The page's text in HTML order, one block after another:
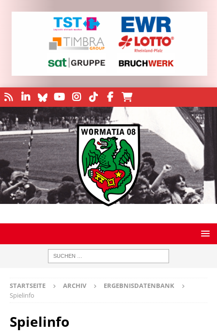
STARTSEITE ARCHIV
ERGEBNISDATENBANK
Spielinfo
Spielinfo